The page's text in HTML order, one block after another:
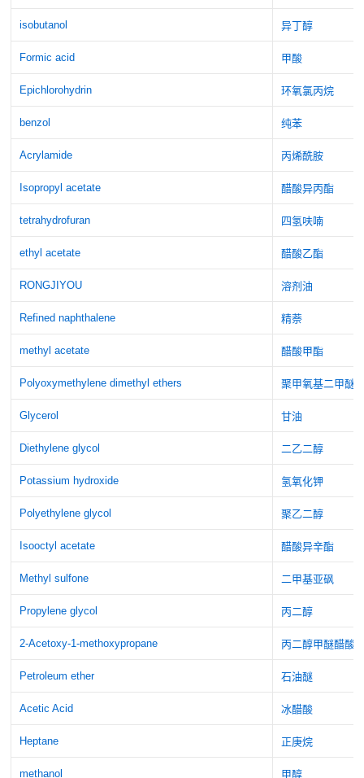
isobutanol 异丁醇
Formic acid 甲酸
Epichlorohydrin 环氧氯丙烷
benzol 纯苯
Acrylamide 丙烯酰胺
Isopropyl acetate 醋酸异丙酯
tetrahydrofuran 四氢呋喃
ethyl acetate 醋酸乙酯
RONGJIYOU 溶剂油
Refined naphthalene 精萘
methyl acetate 醋酸甲酯
Polyoxymethylene dimethyl ethers 聚甲氧基二甲醚
Glycerol 甘油
Diethylene glycol 二乙二醇
Potassium hydroxide 氢氧化钾
Polyethylene glycol 聚乙二醇
Isooctyl acetate 醋酸异辛酯
Methyl sulfone 二甲基亚砜
Propylene glycol 丙二醇
2-Acetoxy-1-methoxypropane 丙二醇甲醚醋酸
Petroleum ether 石油醚
Acetic Acid 冰醋酸
Heptane 正庚烷
methanol 甲醇